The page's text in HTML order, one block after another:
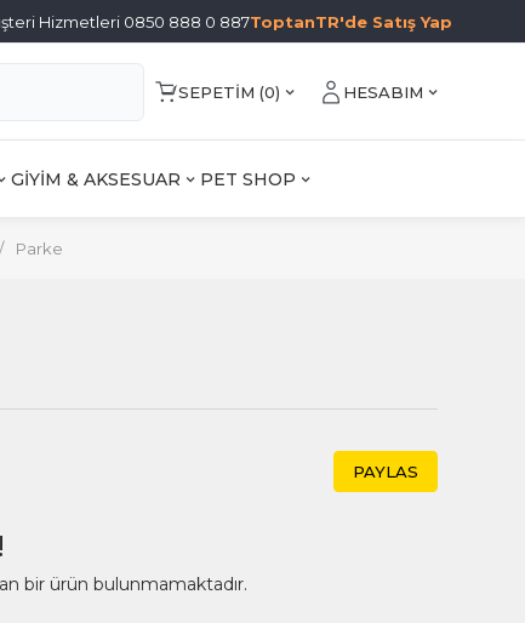
Hizmetleri 0850 888 0 887ToptanTR'de Satış Yap
SEPETIM (0) HESABIM
GİYİM & AKSESUAR PET SHOP
/ Parke
PAYLAS
bir ürün bulunmamaktadır.